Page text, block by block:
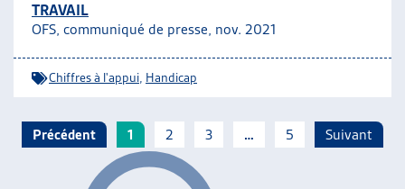
TRAVAIL
OFS, communiqué de presse, nov. 2021
Chiffres à l'appui Handicap
Précédent 1 2 3 … 5 Suivant